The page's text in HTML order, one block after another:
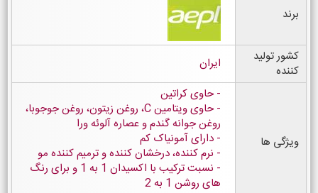
برند
کشور تولید
کننده
ایران
ویژگی ها
حاوی کراتین
حاوی ویتامین C، روغن زیتون، روغن جوجوبا،
روغن جوانه گندم و عصاره آلوئه ورا
دارای آمونیاک کم
نرم کننده، درخشان کننده و ترمیم کننده مو
نسبت ترکیب با اکسیدان 1 به 1 و برای رنگ
های روشن 1 به 2